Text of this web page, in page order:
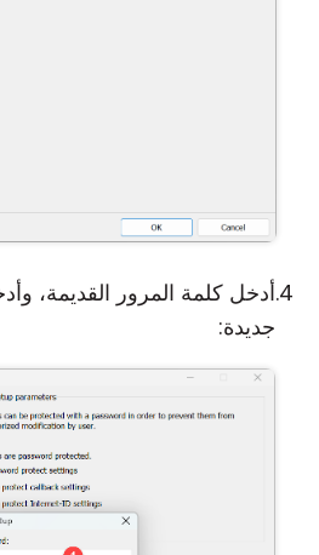
أدخل كلمة المرور القديمة،
جديدة: